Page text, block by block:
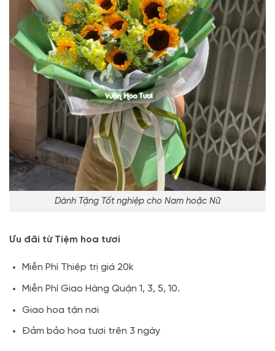
Dành Tặng Tốt nghiệp cho Nam hoặc Nữ
Ưu đãi từ Tiệm hoa tươi
Miễn Phí Thiệp trị giá 20k
Miễn Phí Giao Hàng Quận 1, 3, 5, 10.
Giao hoa tận nơi
Đảm bảo hoa tươi trên 3 ngày